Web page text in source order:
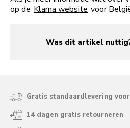
op de Klarna website voor
Was dit artikel
yes
no
Gratis standaardlevering
14 dagen gratis retourneren